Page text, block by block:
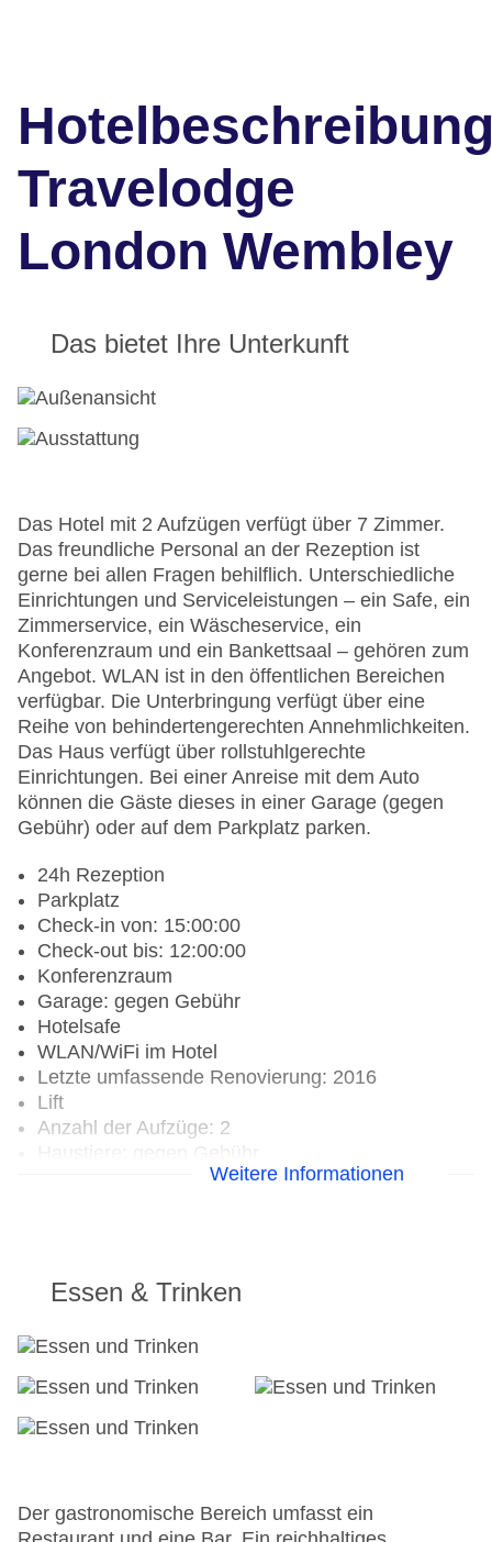
Travelodge
London Wembley
Das bietet Ihre Unterkunft
Das Hotel mit 2 Aufzügen verfügt über 7 Zimmer.
Das freundliche Personal an der Rezeption ist
gerne bei allen Fragen behilflich. Unterschiedliche
Einrichtungen und Serviceleistungen – ein Safe, ein
Zimmerservice, ein Wäscheservice, ein
Konferenzraum und ein Bankettsaal – gehören zum
Angebot. WLAN ist in den öffentlichen Bereichen
verfügbar. Die Unterbringung verfügt über eine
Reihe von behindertengerechten Annehmlichkeiten.
Das Haus verfügt über rollstuhlgerechte
Einrichtungen. Bei einer Anreise mit dem Auto
können die Gäste dieses in einer Garage (gegen
Gebühr) oder auf dem Parkplatz parken.
24h Rezeption
Parkplatz
Check-in von: 15:00:00
Check-out bis: 12:00:00
Konferenzraum
Garage: gegen Gebühr
Hotelsafe
WLAN/WiFi im Hotel
Letzte umfassende Renovierung: 2016
Lift
Anzahl der Aufzüge: 2
Mastercard, Visa
Landeskategorie: 3 Sterne
Weitere Informationen
Essen & Trinken
Der gastronomische Bereich umfasst ein